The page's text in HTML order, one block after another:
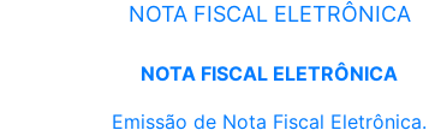
NOTA FISCAL ELETRÔNICA
NOTA FISCAL ELETRÔNICA
Emissão de Nota Fiscal Eletrônica.